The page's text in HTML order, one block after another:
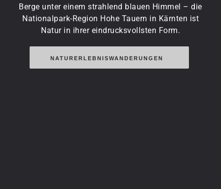
Berge unter einem strahlend blauen Himmel – die
Nationalpark-Region Hohe Tauern in Kärnten ist
Natur in ihrer eindrucksvollsten Form.
NATURERLEBNISWANDERUNGEN